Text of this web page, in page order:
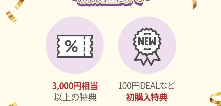
ケア用品
EYEしてる